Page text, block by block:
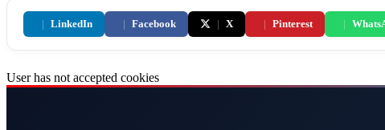
| LinkedIn | Facebook | X | Pinterest |
User has not accepted cookies